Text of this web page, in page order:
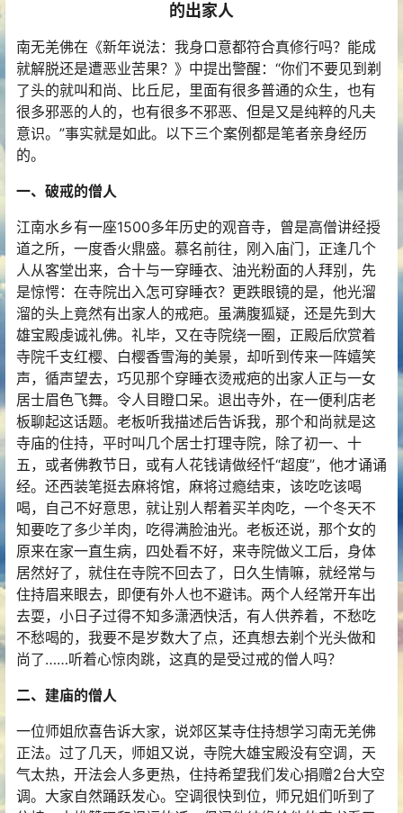
的出家人
南无羌佛在《新年说法：我身口意都符合真修行吗？能成
就解脱还是遭恶业苦果？》中提出警醒：“你们不要见到剃
了头的就叫和尚、比丘尼，里面有很多普通的众生，也有
很多邪恶的人的，也有很多不邪恶、但是又是纯粹的凡夫
意识。”事实就是如此。以下三个案例都是笔者亲身经历
的。
一、破戒的僧人
江南水乡有一座1500多年历史的观音寺，曾是高僧讲经授
道之所，一度香火鼎盛。慕名前往，刚入庙门，正逢几个
人从客堂出来，合十与一穿睡衣、油光粉面的人拜别，先
是惊愕：在寺院出入怎可穿睡衣？更跌眼镜的是，他光溜
溜的头上竟然有出家人的戒疤。虽满腹狐疑，还是先到大
雄宝殿虔诚礼佛。礼毕，又在寺院绕一圈，正殿后欣赏着
寺院千支红樱、白樱香雪海的美景，却听到传来一阵嬉笑
声，循声望去，巧见那个穿睡衣烫戒疤的出家人正与一女
居士眉色飞舞。令人目瞪口呆。退出寺外，在一便利店老
板聊起这话题。老板听我描述后告诉我，那个和尚就是这
寺庙的住持，平时叫几个居士打理寺院，除了初一、十
五，或者佛教节日，或有人花钱请做经忏“超度”，他才诵诵
经。还西装笔挺去麻将馆，麻将过瘾结束，该吃吃该喝
喝，自己不好意思，就让别人帮着买羊肉吃，一个冬天不
知要吃了多少羊肉，吃得满脸油光。老板还说，那个女的
原来在家一直生病，四处看不好，来寺院做义工后，身体
居然好了，就住在寺院不回去了，日久生情嘛，就经常与
住持眉来眼去，即便有外人也不避讳。两个人经常开车出
去耍，小日子过得不知多潇洒快活，有人供养着，不愁吃
不愁喝的，我要不是岁数大了点，还真想去剃个光头做和
尚了……听着心惊肉跳，这真的是受过戒的僧人吗？
二、建庙的僧人
一位师姐欣喜告诉大家，说郊区某寺住持想学习南无羌佛
正法。过了几天，师姐又说，寺院大雄宝殿没有空调，天
气太热，开法会人多更热，住持希望我们发心捐赠2台大空
调。大家自然踊跃发心。空调很快到位，师兄姐们听到了